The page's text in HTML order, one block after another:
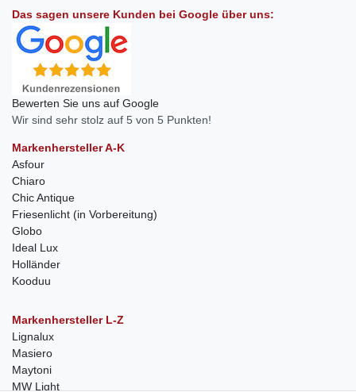
Das sagen unsere Kunden bei Google über uns:
Bewerten Sie uns auf Google
Wir sind sehr stolz auf 5 von 5 Punkten!
Markenhersteller A-K
Asfour
Chiaro
Chic Antique
Friesenlicht (in Vorbereitung)
Globo
Ideal Lux
Holländer
Kooduu
Markenhersteller L-Z
Lignalux
Masiero
Maytoni
MW Light